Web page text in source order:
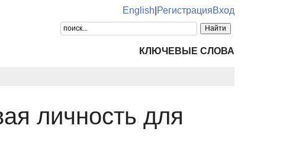
English РегистрацияВход
КЛЮЧЕВЫЕ СЛОВА
личность для